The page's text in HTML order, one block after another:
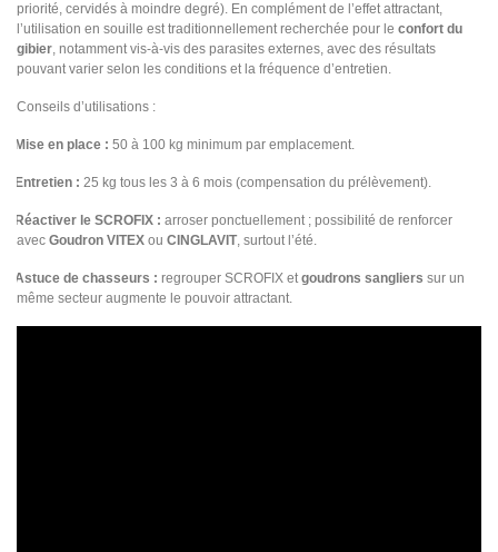
priorité, cervidés à moindre degré). En complément de l’effet attractant,
l’utilisation en souille est traditionnellement recherchée pour le confort du
gibier, notamment vis-à-vis des parasites externes, avec des résultats
pouvant varier selon les conditions et la fréquence d’entretien.
Conseils d’utilisations :
Mise en place : 50 à 100 kg minimum par emplacement.
Entretien : 25 kg tous les 3 à 6 mois (compensation du prélèvement).
Réactiver le SCROFIX : arroser ponctuellement ; possibilité de renforcer
avec Goudron VITEX ou CINGLAVIT, surtout l’été.
Astuce de chasseurs : regrouper SCROFIX etgoudrons sangliers sur un
même secteur augmente le pouvoir attractant.